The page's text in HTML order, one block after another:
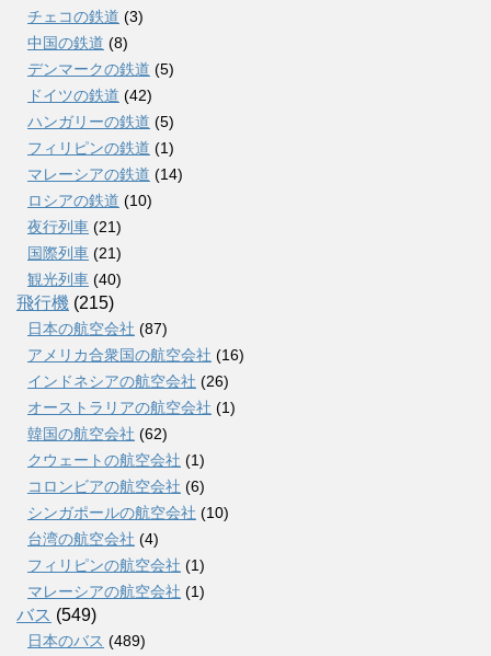
チェコの鉄道 (3)
中国の鉄道 (8)
デンマークの鉄道 (5)
ドイツの鉄道 (42)
ハンガリーの鉄道 (5)
フィリピンの鉄道 (1)
マレーシアの鉄道 (14)
ロシアの鉄道 (10)
夜行列車 (21)
国際列車 (21)
観光列車 (40)
飛行機 (215)
日本の航空会社 (87)
アメリカ合衆国の航空会社 (16)
インドネシアの航空会社 (26)
オーストラリアの航空会社 (1)
韓国の航空会社 (62)
クウェートの航空会社 (1)
コロンビアの航空会社 (6)
シンガポールの航空会社 (10)
台湾の航空会社 (4)
フィリピンの航空会社 (1)
マレーシアの航空会社 (1)
バス (549)
日本のバス (489)